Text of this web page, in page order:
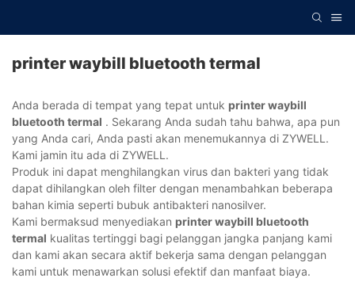
printer waybill bluetooth termal
Anda berada di tempat yang tepat untuk printer waybill
bluetooth termal . Sekarang Anda sudah tahu bahwa, apa pun
yang Anda cari, Anda pasti akan menemukannya di ZYWELL.
Kami jamin itu ada di ZYWELL.
Produk ini dapat menghilangkan virus dan bakteri yang tidak
dapat dihilangkan oleh filter dengan menambahkan beberapa
bahan kimia seperti bubuk antibakteri nanosilver.
Kami bermaksud menyediakan printer waybill bluetooth
termal kualitas tertinggi bagi pelanggan jangka panjang kami
dan kami akan secara aktif bekerja sama dengan pelanggan
kami untuk menawarkan solusi efektif dan manfaat biaya.